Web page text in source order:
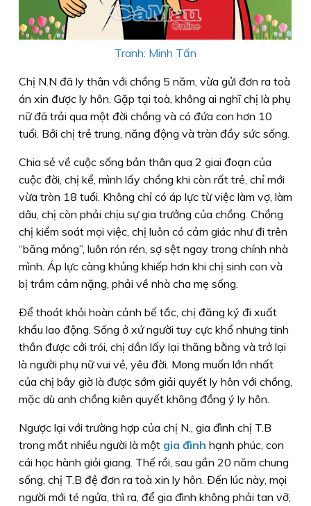
Tranh: Minh Tấn
Chị N.N đã ly thân với chồng 5 năm, vừa gửi đơn ra toà
án xin được ly hôn. Gặp tại toà, không ai nghĩ chị là phụ
nữ đã trải qua một đời chồng và có đứa con hơn 10
tuổi. Bởi chị trẻ trung, năng động và tràn đầy sức sống.
Chia sẻ về cuộc sống bản thân qua 2 giai đoạn của
cuộc đời, chị kể, mình lấy chồng khi còn rất trẻ, chỉ mới
vừa tròn 18 tuổi. Không chỉ có áp lực từ việc làm vợ, làm
dâu, chị còn phải chịu sự gia trưởng của chồng. Chồng
chị kiểm soát mọi việc, chị luôn có cảm giác như đi trên
“băng mỏng”, luôn rón rén, sợ sệt ngay trong chính nhà
mình. Áp lực càng khủng khiếp hơn khi chị sinh con và
bị trầm cảm nặng, phải về nhà cha mẹ sống.
Ðể thoát khỏi hoàn cảnh bế tắc, chị đăng ký đi xuất
khẩu lao động. Sống ở xứ người tuy cực khổ nhưng tinh
thần được cởi trói, chị dần lấy lại thăng bằng và trở lại
là người phụ nữ vui vẻ, yêu đời. Mong muốn lớn nhất
của chị bây giờ là được sớm giải quyết ly hôn với chồng,
mặc dù anh chồng kiên quyết không đồng ý ly hôn.
Ngược lại với trường hợp của chị N., gia đình chị T.B
trong mắt nhiều người là một gia đình hạnh phúc, con
cái học hành giỏi giang. Thế rồi, sau gần 20 năm chung
sống, chị T.B đệ đơn ra toà xin ly hôn. Ðến lúc này, mọi
người mới té ngửa, thì ra, để gia đình không phải tan vỡ,